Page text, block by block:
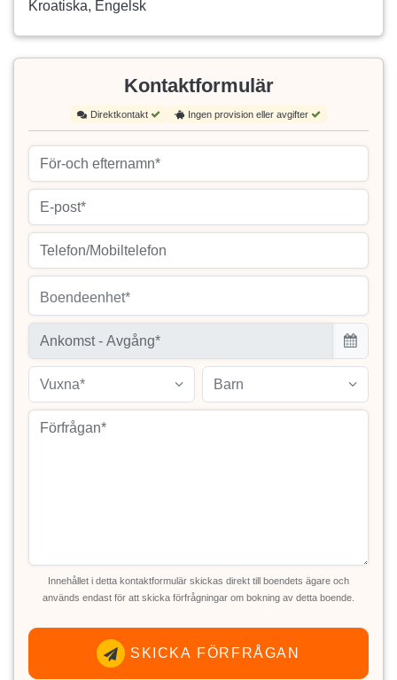
Kroatiska, Engelsk
Kontaktformulär
Direktkontakt Ingen provision eller avgifter
Boendeenhet*
Vuxna* Barn
Innehållet i detta kontaktformulär skickas direkt till boendets ägare och
används endast för att skicka förfrågningar om bokning av detta boende.
SKICKA FÖRFRÅGAN